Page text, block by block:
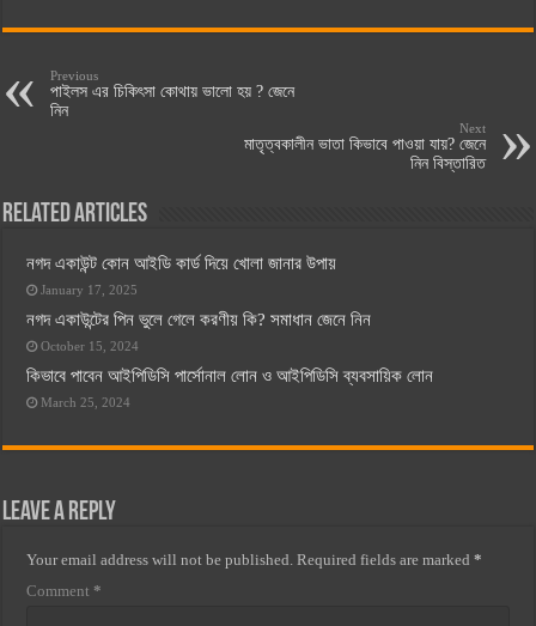
Previous
পাইলস এর চিকিৎসা কোথায় ভালো হয় ? জেনে
নিন
Next
মাতৃত্বকালীন ভাতা কিভাবে পাওয়া যায়? জেনে
নিন বিস্তারিত
Related Articles
নগদ একাউন্ট কোন আইডি কার্ড দিয়ে খোলা জানার উপায়
January 17, 2025
নগদ একাউন্টের পিন ভুলে গেলে করণীয় কি? সমাধান জেনে নিন
October 15, 2024
কিভাবে পাবেন আইপিডিসি পার্সোনাল লোন ও আইপিডিসি ব্যবসায়িক লোন
March 25, 2024
Leave a Reply
Your email address will not be published. Required fields are marked*
Comment *